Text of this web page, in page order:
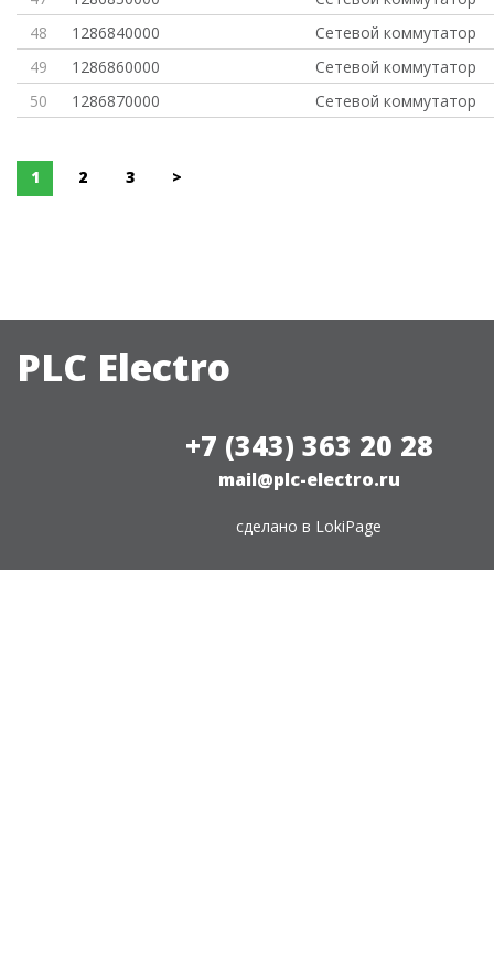
48
1286840000
Сетевой коммутатор
49
1286860000
Сетевой коммутатор
50
1286870000 Сетевой коммутатор
1 2 3 >
PLC Electro
+7 (343) 363 20 28
mail@plc-electro.ru
сделано в LokiPage